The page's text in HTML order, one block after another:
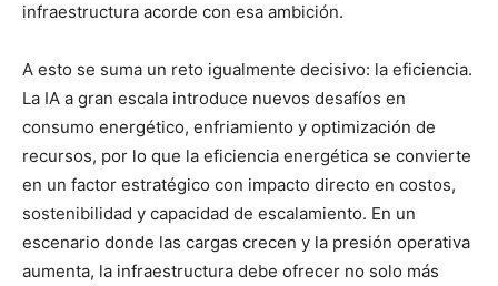
infraestructura acorde con esa ambición.
A esto se suma un reto igualmente decisivo: la eficiencia.
La IA a gran escala introduce nuevos desafíos en
consumo energético, enfriamiento y optimización de
recursos, por lo que la eficiencia energética se convierte
en un factor estratégico con impacto directo en costos,
sostenibilidad y capacidad de escalamiento. En un
escenario donde las cargas crecen y la presión operativa
aumenta, la infraestructura debe ofrecer no solo más